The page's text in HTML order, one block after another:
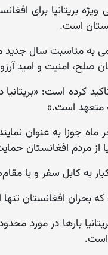
ویژه بریتانیا برای
است.
به مناسبت سال
صلح، امنیت و امید
کرده است: «بریتانیا
است.»
ماه جوزا به عنوان
از مردم افغانستان
به کابل سفر و با
بحران افغانستان
بارها در مورد
است.